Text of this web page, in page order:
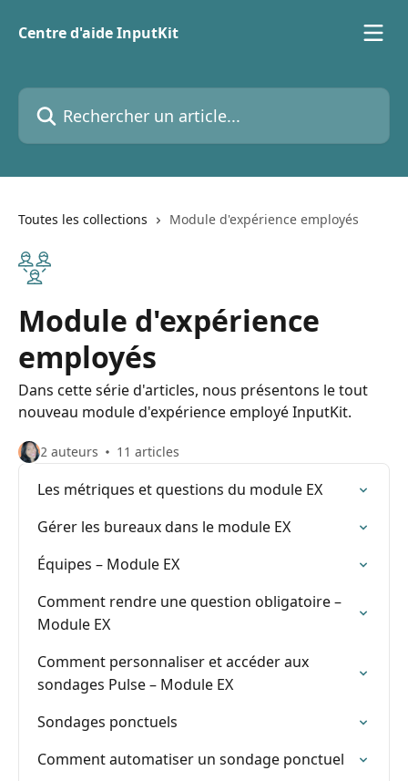
Centre d'aide InputKit
Rechercher un article...
Toutes les collections Module d'expérience employés
Module d'expérience
employés
Dans cette série d'articles, nous présentons le tout
nouveau module d'expérience employé InputKit.
2 auteurs 11 articles
Les métriques et questions du module EX
Gérer les bureaux dans le module EX
Équipes – Module EX
Comment rendre une question obligatoire –
Module EX
Comment personnaliser et accéder aux
sondages Pulse – Module EX
Sondages ponctuels
Comment automatiser un sondage ponctuel